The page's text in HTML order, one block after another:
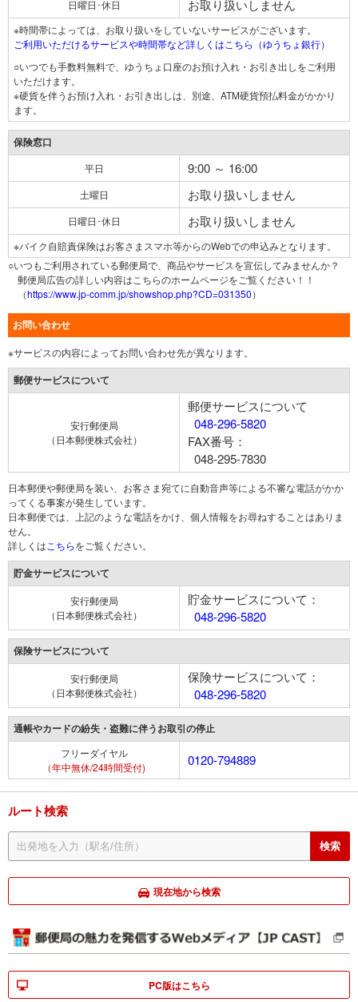
日曜日･休日 お取り扱いしません
※時間帯によっては、お取り扱いをしていないサービスがございます。
ご利用いただけるサービスや時間帯など詳しくはこちら（ゆうちょ銀行）
○いつでも手数料無料で、ゆうちょ口座のお預け入れ・お引き出しをご利用
いただけます。
※硬貨を伴うお預け入れ・お引き出しは、別途、ATM硬貨預払料金がかかり
ます。
保険窓口
平日 9:00 ～ 16:00
土曜日 お取り扱いしません
日曜日･休日 お取り扱いしません
※バイク自賠責保険はお客さまスマホ等からのWebでの申込みとなります。
○いつもご利用されている郵便局で、商品やサービスを宣伝してみませんか？
郵便局広告の詳しい内容はこちらのホームページをご覧ください！！
（https://www.jp-comm.jp/showshop.php?CD=031350）
お問い合わせ
※サービスの内容によってお問い合わせ先が異なります。
郵便サービスについて
安行郵便局
（日本郵便株式会社）
郵便サービスについて
048-296-5820
FAX番号：
048-295-7830
日本郵便や郵便局を装い、お客さま宛てに自動音声等による不審な電話がかか
ってくる事案が発生しています。
日本郵便では、上記のような電話をかけ、個人情報をお尋ねすることはありま
せん。
詳しくは こちらをご覧ください。
貯金サービスについて
安行郵便局
（日本郵便株式会社）
貯金サービスについて：
048-296-5820
保険サービスについて
安行郵便局
（日本郵便株式会社）
保険サービスについて：
048-296-5820
通帳やカードの紛失・盗難に伴うお取引の停止
フリーダイヤル
（年中無休/24時間受付)
0120-794889
ルート検索
現在地から検索
PC版はこちら